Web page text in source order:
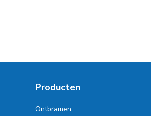
Producten
Ontbramen